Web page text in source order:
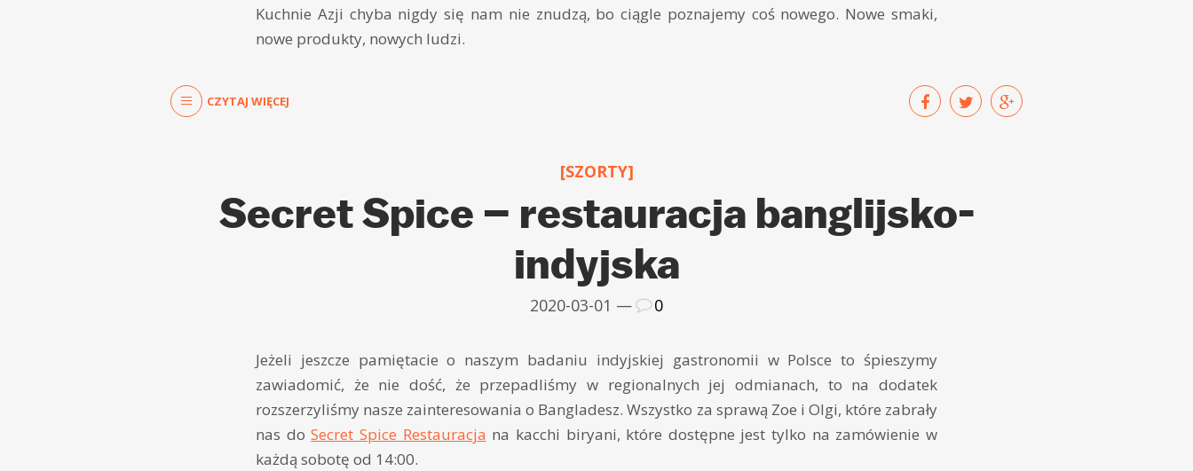
Kuchnie Azji chyba nigdy się nam nie znudzą, bo ciągle poznajemy coś nowego. Nowe smaki,
nowe produkty, nowych ludzi.
CZYTAJ WIĘCEJ
[SZORTY]
Secret Spice – restauracja banglijsko-
indyjska
2020-03-01 — 0
Jeżeli jeszcze pamiętacie o naszym badaniu indyjskiej gastronomii w Polsce to śpieszymy
zawiadomić, że nie dość, że przepadliśmy w regionalnych jej odmianach, to na dodatek
rozszerzyliśmy nasze zainteresowania o Bangladesz. Wszystko za sprawą Zoe i Olgi, które zabrały
nas doSecret Spice Restauracja na kacchi biryani, które dostępne jest tylko na zamówienie w
każdą sobotę od 14:00.